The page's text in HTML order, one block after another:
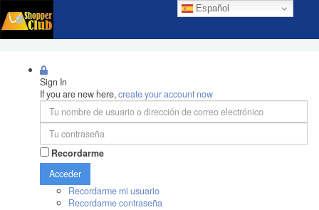
Español
Sign In
If you are new here,create your account now
Recordarme
Acceder
Recordarme mi usuario
Recordarme contraseña